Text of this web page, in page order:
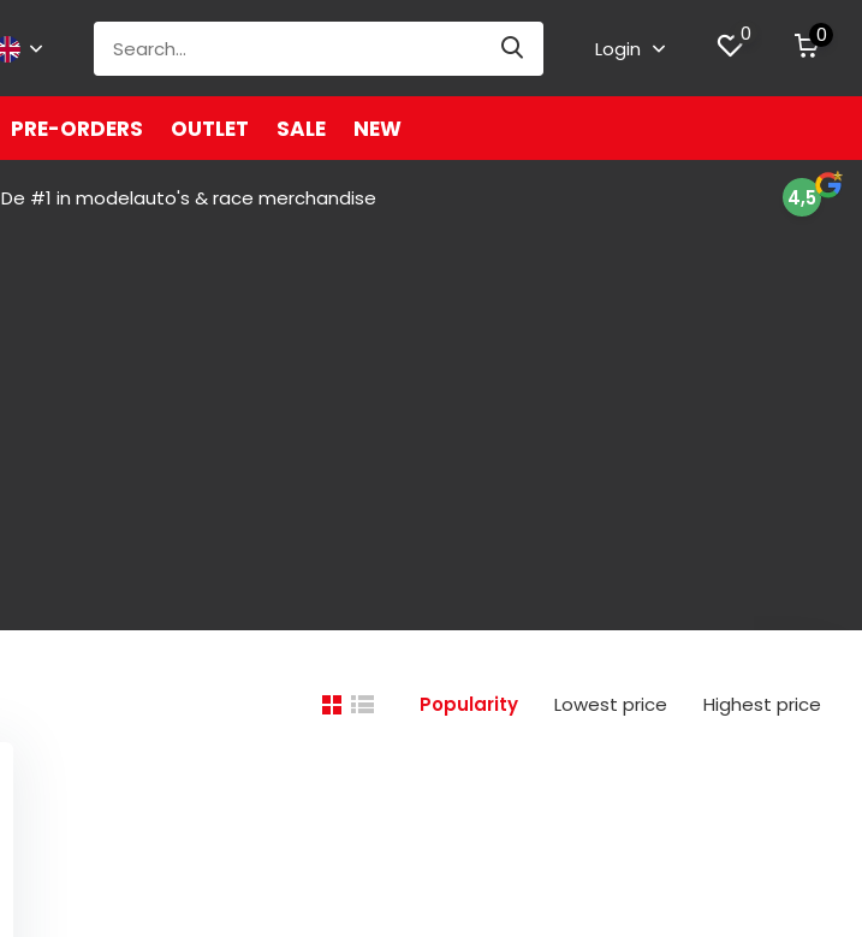
Login
0 0
PRE-ORDERS OUTLET SALE NEW
De #1 in modelauto's & race merchandise 4,5
Popularity Lowest price Highest price